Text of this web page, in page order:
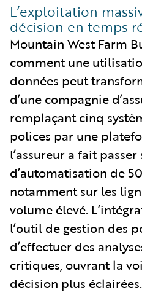
L’exploitation
décision en temps
Mountain West Farm
comment une
données peut
d’une compagnie
remplaçant cinq
polices par une
l’assureur a fait
d’automatisation de
notamment sur les
volume élevé.
l’outil de gestion des
d’effectuer des
critiques, ouvrant la
décision plus éclairées.